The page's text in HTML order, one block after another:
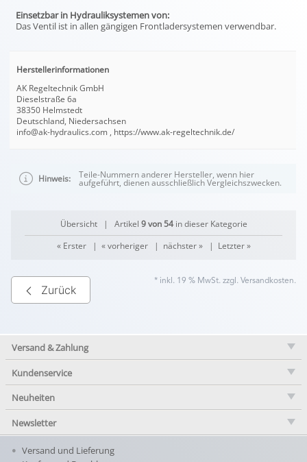
Einsetzbar in Hydrauliksystemen von:
Das Ventil ist in allen gängigen Frontladersystemen verwendbar.
Herstellerinformationen
AK Regeltechnik GmbH
Dieselstraße 6a
38350 Helmstedt
Deutschland, Niedersachsen
info@ak-hydraulics.com , https://www.ak-regeltechnik.de/
Hinweis: Teile-Nummern anderer Hersteller, wenn hier
aufgeführt, dienen ausschließlich Vergleichszwecken.
Übersicht| Artikel 9 von 54in dieser Kategorie
« Erster| « vorheriger| nächster »| Letzter »
Zurück
* inkl. 19 % MwSt. zzgl. Versandkosten.
Versand & Zahlung
Kundenservice
Neuheiten
Newsletter
Versand und Lieferung